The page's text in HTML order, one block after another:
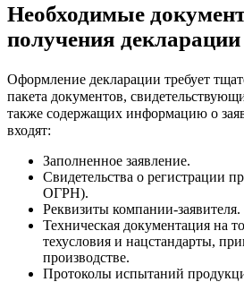
Необходимые
получения декларации
Оформление декларации требует
пакета документов,
также содержащих информацию о
входят:
Заполненное заявление.
Свидетельства о регистрации
ОГРН).
Реквизиты компании-заявителя.
Техническая документация на
техусловия и нацстандарты,
производстве.
Протоколы испытаний